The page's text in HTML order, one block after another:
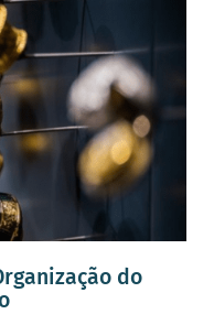
do